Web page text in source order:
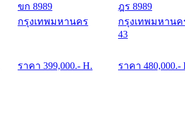
ขก 8989
กรุงเทพมหานคร
ราคา 399,000.- H.
ฎร 8989
กรุงเทพมหานค
43
ราคา 480,000.-